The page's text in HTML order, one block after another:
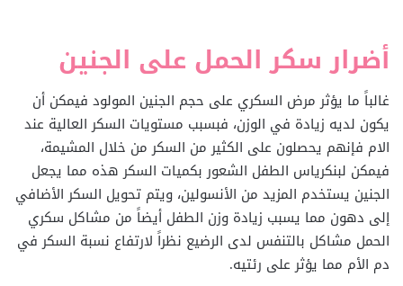
أضرار سكر الحمل على الجنين
غالباً ما يؤثر مرض السكري على حجم الجنين المولود فيمكن أن
يكون لديه زيادة في الوزن، فبسبب مستويات السكر العالية عند
الام فإنهم يحصلون على الكثير من السكر من خلال المشيمة،
فيمكن لبنكرياس الطفل الشعور بكميات السكر هذه مما يجعل
الجنين يستخدم المزيد من الأنسولين، ويتم تحويل السكر الأضافي
إلى دهون مما يسبب زيادة وزن الطفل أيضاً من مشاكل سكري
الحمل مشاكل بالتنفس لدى الرضيع نظراً لارتفاع نسبة السكر في
دم الأم مما يؤثر على رئتيه.